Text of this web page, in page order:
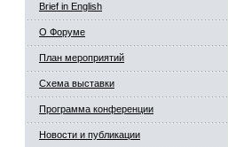
Brief in English
О Форуме
План мероприятий
Схема выставки
Программа конференции
Новости и публикации